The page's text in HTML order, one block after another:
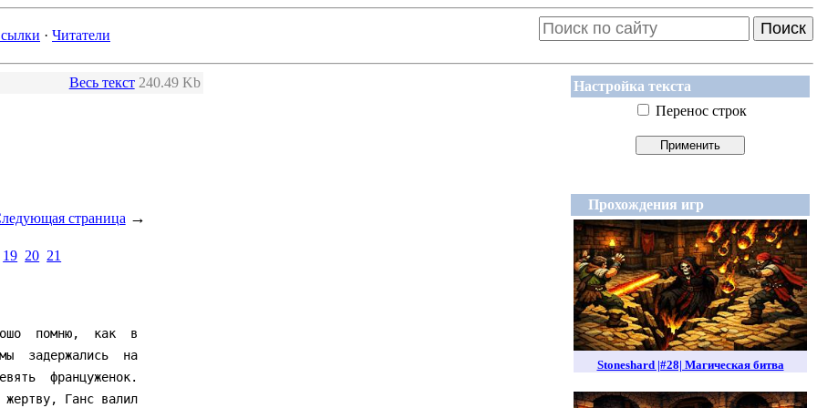
· Читатели Поиск
Настройка текста
Перенос строк
Прохождения игр
Stoneshard |#28| Магическая битва
Весь текст 240.49 Kb
страница →
19 20 21